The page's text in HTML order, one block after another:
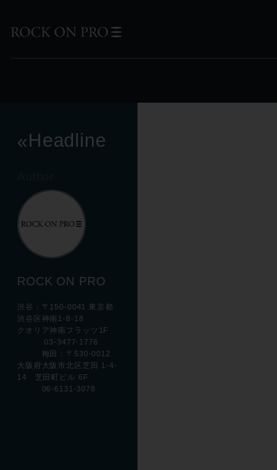
«Headline
ROCK ON PRO
渋谷：〒150-0041 東京都
渋谷区神南1-8-18
クオリア神南フラッツ1F
03-3477-1776
梅田：〒530-0012
大阪府大阪市北区芝田 1-4-
14 芝田町ビル 6F
06-6131-3078